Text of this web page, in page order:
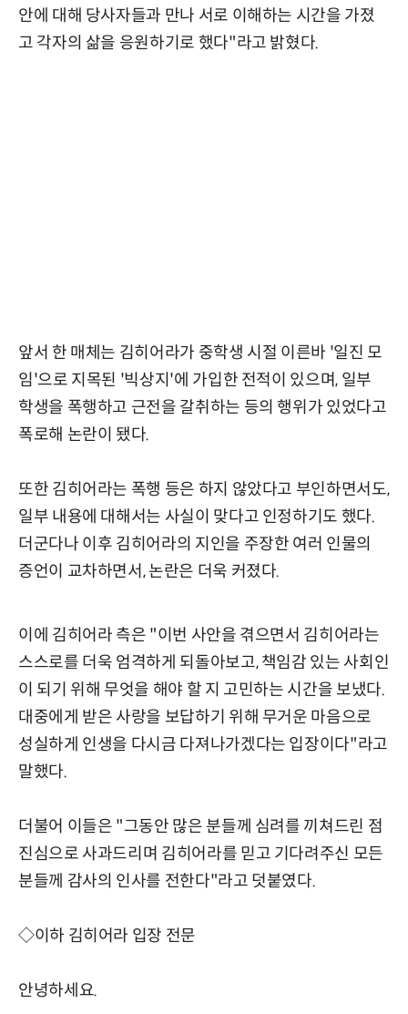
안에 대해 당사자들과 만나 서로 이해하는 시간을 가졌
고 각자의 삶을 응원하기로 했다"라고 밝혔다.
앞서 한 매체는 김히어라가 중학생 시절 이른바 '일진 모
임'으로 지목된 '빅상지'에 가입한 전적이 있으며, 일부
학생을 폭행하고 근전을 갈취하는 등의 행위가 있었다고
폭로해 논란이 됐다.
또한 김히어라는 폭행 등은 하지 않았다고 부인하면서도,
일부 내용에 대해서는 사실이 맞다고 인정하기도 했다.
더군다나 이후 김히어라의 지인을 주장한 여러 인물의
증언이 교차하면서, 논란은 더욱 커졌다.
이에 김히어라 측은 "이번 사안을 겪으면서 김히어라는
스스로를 더욱 엄격하게 되돌아보고, 책임감 있는 사회인
이 되기 위해 무엇을 해야 할 지 고민하는 시간을 보냈다.
대중에게 받은 사랑을 보답하기 위해 무거운 마음으로
성실하게 인생을 다시금 다져나가겠다는 입장이다"라고
말했다.
더불어 이들은 "그동안 많은 분들께 심려를 끼쳐드린 점
진심으로 사과드리며 김히어라를 믿고 기다려주신 모든
분들께 감사의 인사를 전한다"라고 덧붙였다.
◇이하 김히어라 입장 전문
안녕하세요.